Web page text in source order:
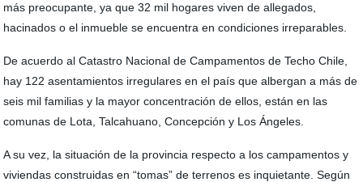
más preocupante, ya que 32 mil hogares viven de allegados,
hacinados o el inmueble se encuentra en condiciones irreparables.
De acuerdo al Catastro Nacional de Campamentos de Techo Chile,
hay 122 asentamientos irregulares en el país que albergan a más de
seis mil familias y la mayor concentración de ellos, están en las
comunas de Lota, Talcahuano, Concepción y Los Ángeles.
A su vez, la situación de la provincia respecto a los campamentos y
viviendas construidas en “tomas” de terrenos es inquietante. Según